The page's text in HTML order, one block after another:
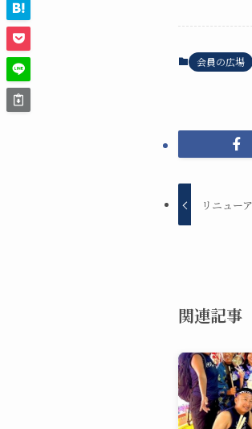
会員の広場
リニュー
関連記事